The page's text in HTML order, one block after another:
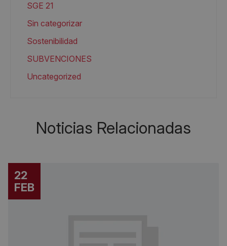
SGE 21
Sin categorizar
Sostenibilidad
SUBVENCIONES
Uncategorized
Noticias Relacionadas
22
FEB